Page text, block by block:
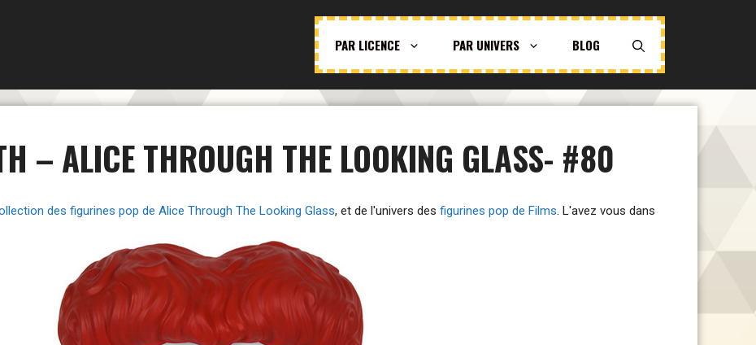
PAR LICENCE PAR UNIVERS BLOG
– ALICE THROUGH THE LOOKING GLASS- #80
des figurines pop de Alice Through The Looking Glass, et de l'univers des figurines pop de Films. L'avez vous dans